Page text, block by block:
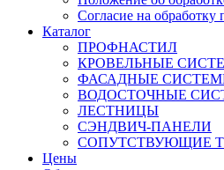
Согласие на
Каталог
ПРОФНАСТИЛ
КРОВЕЛЬНЫЕ
ФАСАДНЫЕ
ВОДОСТОЧНЫЕ
ЛЕСТНИЦЫ
СЭНДВИЧ-ПАНЕЛИ
СОПУТСТВУЮЩИЕ
Цены